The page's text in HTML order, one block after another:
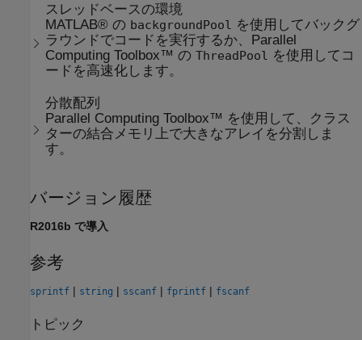
スレッドベースの環境
MATLAB® の backgroundPool
を使用してバックグ
ラウンドでコードを実行するか、Parallel
Computing Toolbox™ のThreadPool
を使用してコ
ードを高速化します。
分散配列
Parallel Computing Toolbox™ を使用して、クラス
ターの結合メモリ上で大きなアレイを分割しま
す。
バージョン履歴
R2016b で導入
参考
sprintf | string | sscanf | fprintf | fscanf
トピック